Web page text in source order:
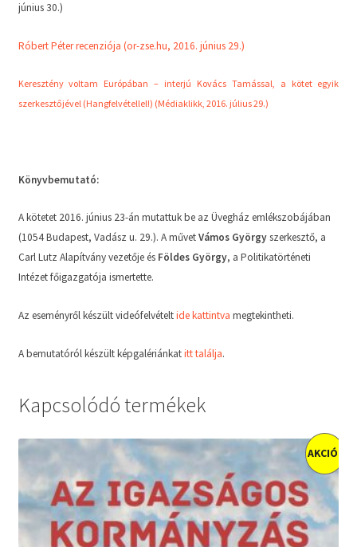
június 30.)
Róbert Péter recenziója (or-zse.hu, 2016. június 29.)
Keresztény voltam Európában – interjú Kovács Tamással, a kötet egyik
szerkesztőjével (Hangfelvétellel!) (Médiaklikk, 2016. július 29.)
Könyvbemutató:
A kötetet 2016. június 23-án mutattuk be az Üvegház emlékszobájában
(1054 Budapest, Vadász u. 29.). A művetVámos Györgyszerkesztő, a
Carl Lutz Alapítvány vezetője és Földes György, a Politikatörténeti
Intézet főigazgatója ismertette.
Az eseményről készült videófelvételtide kattintva megtekintheti.
A bemutatóról készült képgalériánkatitt találja.
Kapcsolódó termékek
AKCIÓ!